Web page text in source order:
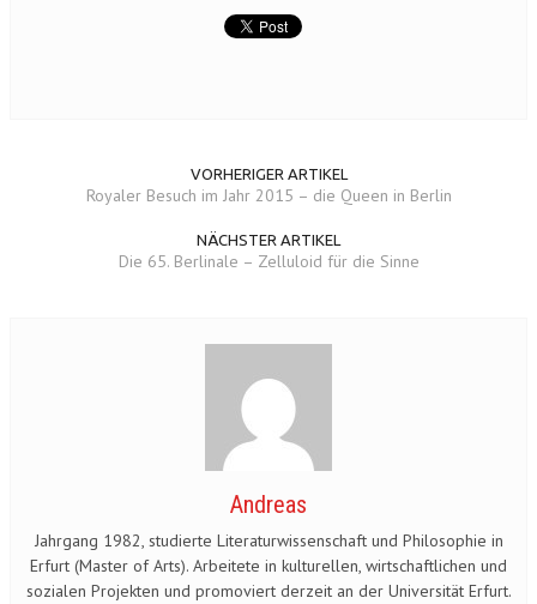
VORHERIGER ARTIKEL
Royaler Besuch im Jahr 2015 – die Queen in Berlin
NÄCHSTER ARTIKEL
Die 65. Berlinale – Zelluloid für die Sinne
Andreas
Jahrgang 1982, studierte Literaturwissenschaft und Philosophie in
Erfurt (Master of Arts). Arbeitete in kulturellen, wirtschaftlichen und
sozialen Projekten und promoviert derzeit an der Universität Erfurt.